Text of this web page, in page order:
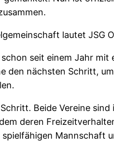
lautet
seit einem Jahr
den nächsten Schritt,
Beide Vereine
deren
Mannschaft